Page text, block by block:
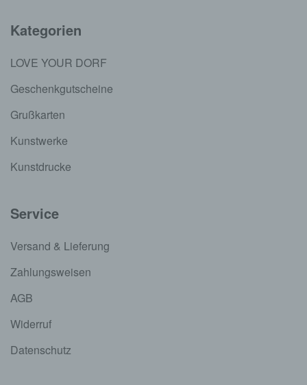
Kategorien
LOVE YOUR DORF
Geschenkgutscheine
Grußkarten
Kunstwerke
Kunstdrucke
Service
Versand & Lieferung
Zahlungsweisen
AGB
Widerruf
Datenschutz